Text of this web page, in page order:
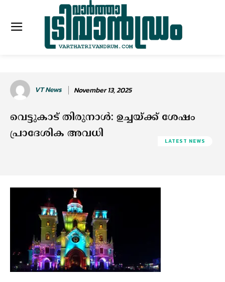
VT News November 13, 2025
വെട്ടുകാട് തിരുനാൾ: ഉച്ചയ്ക്ക് ശേഷം
പ്രാദേശിക അവധി
LATEST NEWS